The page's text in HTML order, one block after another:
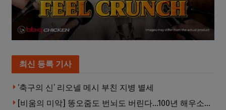
최신 등록 기사
‘축구의 신’ 리오넬 메시 부친 지병 별세
[비움의 미악] 똥오줌도 번뇌도 버린다…100년 해우소의 철학